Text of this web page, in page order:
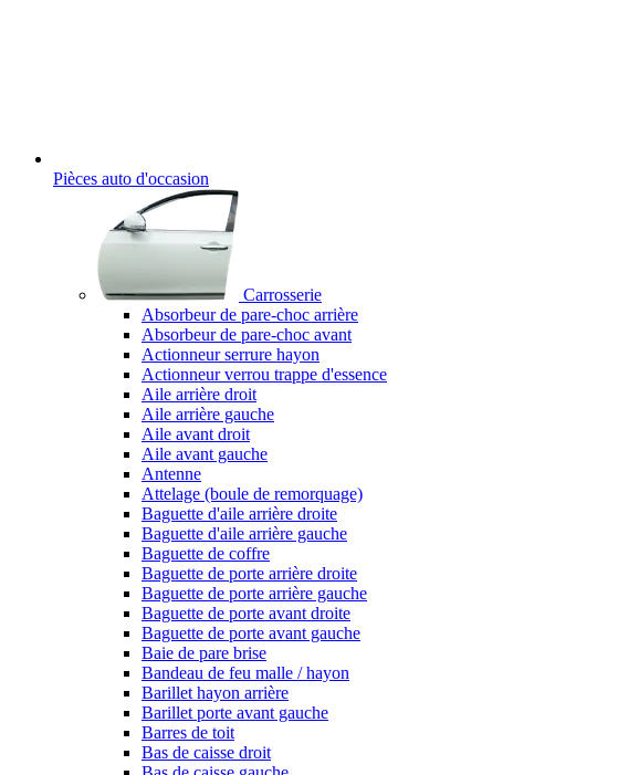
Pièces auto d'occasion
Carrosserie
Absorbeur de pare-choc arrière
Absorbeur de pare-choc avant
Actionneur serrure hayon
Actionneur verrou trappe d'essence
Aile arrière droit
Aile arrière gauche
Aile avant droit
Aile avant gauche
Antenne
Attelage (boule de remorquage)
Baguette d'aile arrière droite
Baguette d'aile arrière gauche
Baguette de coffre
Baguette de porte arrière droite
Baguette de porte arrière gauche
Baguette de porte avant droite
Baguette de porte avant gauche
Baie de pare brise
Bandeau de feu malle / hayon
Barillet hayon arrière
Barillet porte avant gauche
Barres de toit
Bas de caisse droit